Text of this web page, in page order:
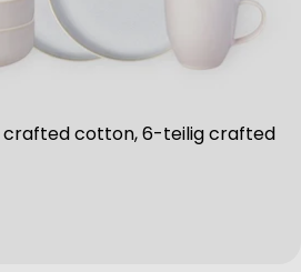
crafted cotton, 6-teilig crafted